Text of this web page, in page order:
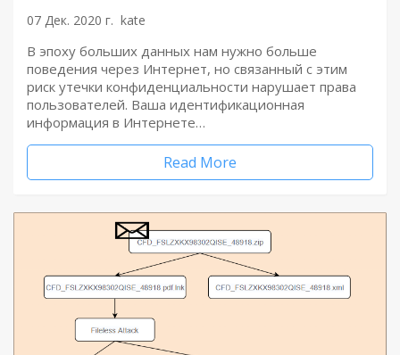
07 Дек. 2020 г. kate
В эпоху больших данных нам нужно больше
поведения через Интернет, но связанный с этим
риск утечки конфиденциальности нарушает права
пользователей. Ваша идентификационная
информация в Интернете…
Read More